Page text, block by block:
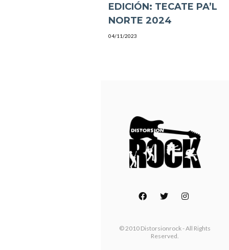
EDICIÓN: TECATE PA’L
NORTE 2024
04/11/2023
© 2010 Distorsionrock - All Rights
Reserved.